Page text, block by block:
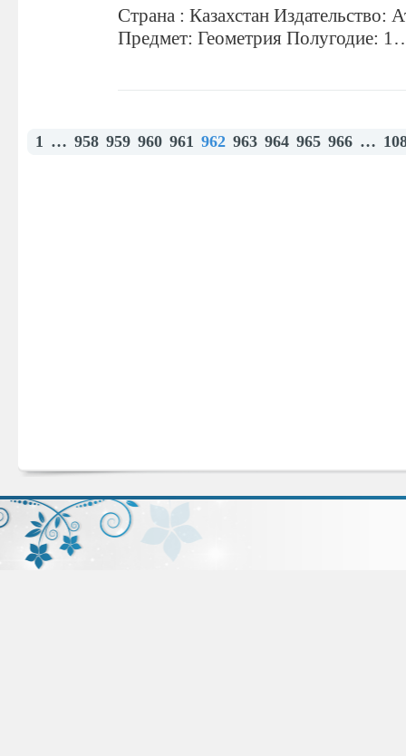
Страна : Казахстан Издательство:
Предмет: Геометрия Полугодие:
1 … 958 959 960 961 962 963 964 965 966 …